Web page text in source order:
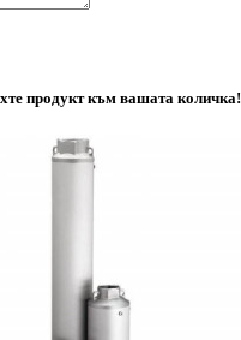
продукт към вашата количка!